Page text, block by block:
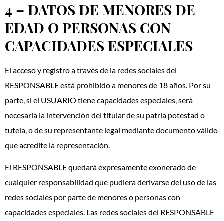
4 – DATOS DE MENORES DE
EDAD O PERSONAS CON
CAPACIDADES ESPECIALES
El acceso y registro a través de la redes sociales del
RESPONSABLE está prohibido a menores de 18 años. Por su
parte, si el USUARIO tiene capacidades especiales, será
necesaria la intervención del titular de su patria potestad o
tutela, o de su representante legal mediante documento válido
que acredite la representación.
El RESPONSABLE quedará expresamente exonerado de
cualquier responsabilidad que pudiera derivarse del uso de las
redes sociales por parte de menores o personas con
capacidades especiales. Las redes sociales del RESPONSABLE